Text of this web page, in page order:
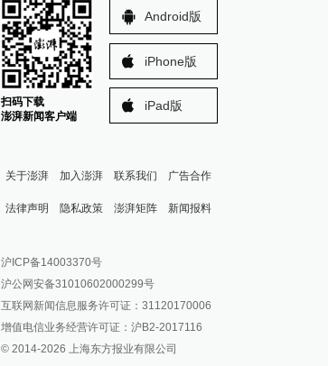
扫码下载
澎湃新闻客户端
Android版
iPhone版
iPad版
关于澎湃 加入澎湃 联系我们 广告合作
法律声明 隐私政策 澎湃矩阵
澎湃新闻公众号
澎湃新闻抖音号
派生万物开放平台
IP SHANGHAI
新闻报料
报料邮箱: news@thepaper.cn
沪ICP备14003370号
沪公网安备31010602000299号
互联网新闻信息服务许可证：31120170006
增值电信业务经营许可证：沪B2-2017116
© 2014-2026 上海东方报业有限公司